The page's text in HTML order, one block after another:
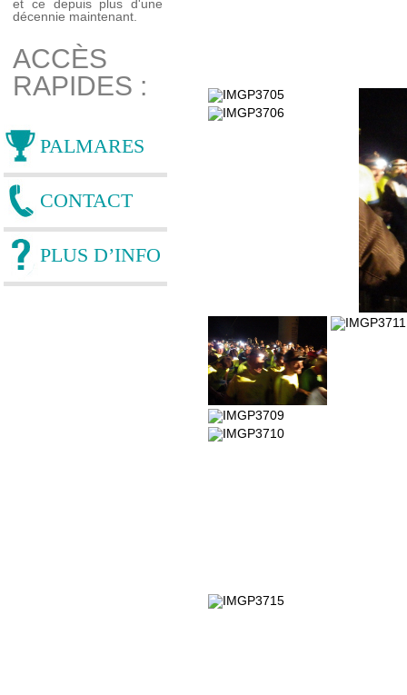
et ce depuis plus d'une
décennie maintenant.
ACCÈS
RAPIDES :
PALMARES
CONTACT
PLUS D’INFO